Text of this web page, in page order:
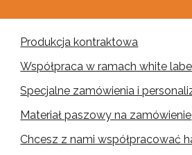
Produkcja kontraktowa
Współpraca w ramach white
Specjalne zamówienia i
Materiał paszowy na zamówienie
Chcesz z nami współpracować